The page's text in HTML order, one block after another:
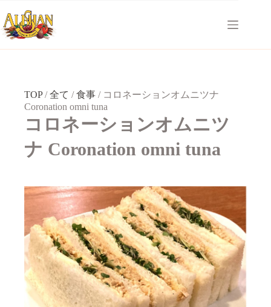
ン
テ
TOP/全て /食事 / コロネーションオムニツナ
Coronation omni tuna
コロネーションオムニツ
ナ Coronation omni tuna